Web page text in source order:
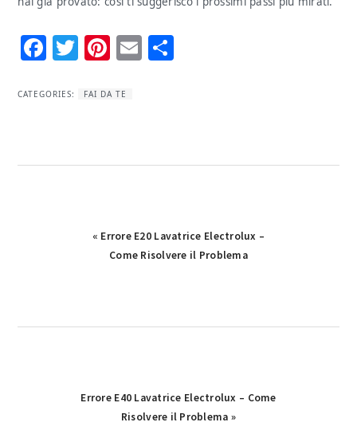
Facebook
Twitter
Pinterest
Email
CATEGORIES: FAI DA TE
Previous
Post:
« Errore E20 Lavatrice Electrolux​​​ –
Come Risolvere il Problema
Next
Errore E40 Lavatrice Electrolux​​​ – Come
Risolvere il Problema »